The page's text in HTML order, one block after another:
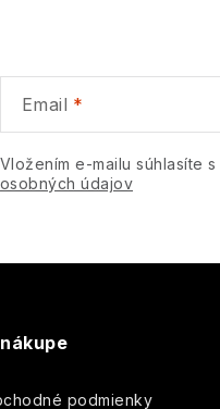
Email
Vložením e-mailu súhlasíte s
osobných údajov
podmienky